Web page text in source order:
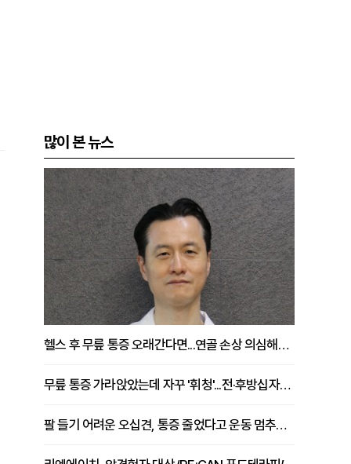
많이 본 뉴스
헬스 후 무릎 통증 오래간다면...연골 손상 의심해야 [김상범 원장 칼럼]
무릎 통증 가라앉았는데 자꾸 '휘청'...전·후방십자인대 파열 확인해야 [곽우경 원장 칼럼]
팔 들기 어려운 오십견, 통증 줄었다고 운동 멈추면 안 되는 이유 [이병욱 원장 칼럼]